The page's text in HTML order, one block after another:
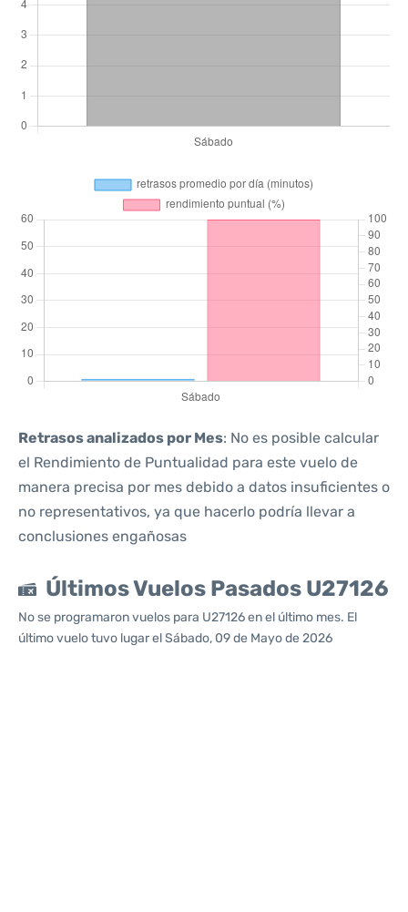
Retrasos analizados por Mes: No es posible calcular
el Rendimiento de Puntualidad para este vuelo de
manera precisa por mes debido a datos insuficientes o
no representativos, ya que hacerlo podría llevar a
conclusiones engañosas
Últimos Vuelos Pasados U27126
No se programaron vuelos para U27126 en el último mes. El
último vuelo tuvo lugar el Sábado, 09 de Mayo de 2026